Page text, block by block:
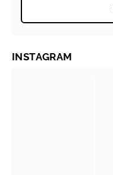
INSTAGRAM